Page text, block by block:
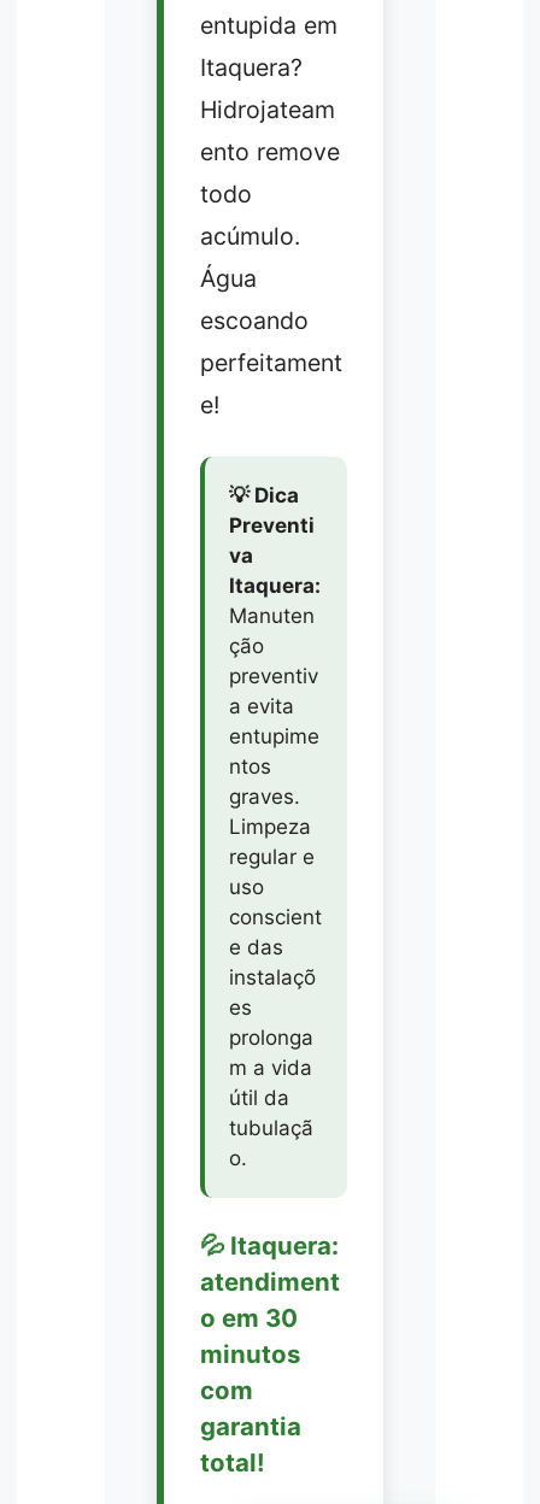
entupida em
Itaquera?
Hidrojateam
ento remove
todo
acúmulo.
Água
escoando
perfeitament
e!
💡 Dica
Preventi
va
Itaquera:
Manuten
ção
preventiv
a evita
entupime
ntos
graves.
Limpeza
regular e
uso
conscient
e das
instalaçõ
es
prolonga
m a vida
útil da
tubulaçã
o.
💦 Itaquera:
atendiment
o em 30
minutos
com
garantia
total!